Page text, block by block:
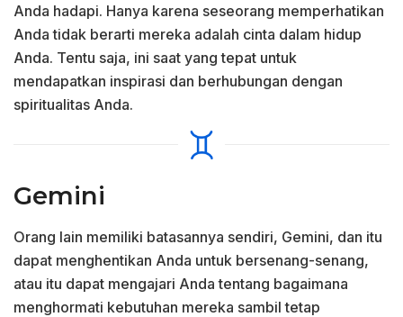
Anda hadapi. Hanya karena seseorang memperhatikan
Anda tidak berarti mereka adalah cinta dalam hidup
Anda. Tentu saja, ini saat yang tepat untuk
mendapatkan inspirasi dan berhubungan dengan
spiritualitas Anda.
Gemini
Orang lain memiliki batasannya sendiri, Gemini, dan itu
dapat menghentikan Anda untuk bersenang-senang,
atau itu dapat mengajari Anda tentang bagaimana
menghormati kebutuhan mereka sambil tetap